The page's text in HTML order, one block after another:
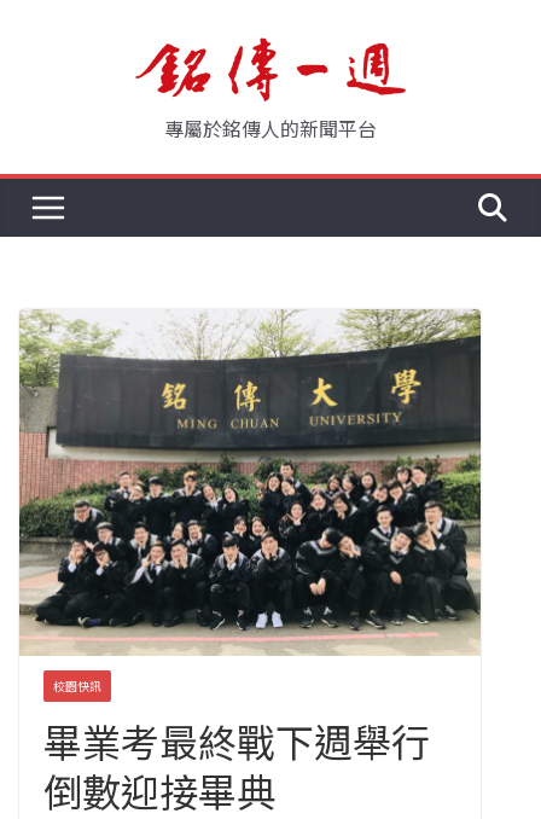
專屬於銘傳人的新聞平台
校園快訊
畢業考最終戰下週舉行
倒數迎接畢典